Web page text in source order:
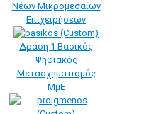
Νέων Μικρομεσαίων
Επιχειρήσεων
Δράση 1 Βασικός
Ψηφιακός
Μετασχηματισμός
ΜμΕ